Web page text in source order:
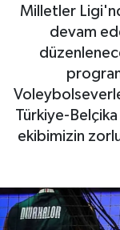
Milletler
devam
Türkiye-Belçika
ekibimizin